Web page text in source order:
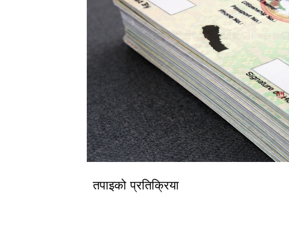
तपाइको प्रतिक्रिया